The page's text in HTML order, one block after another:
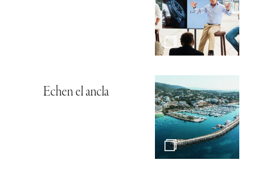
Echen el ancla